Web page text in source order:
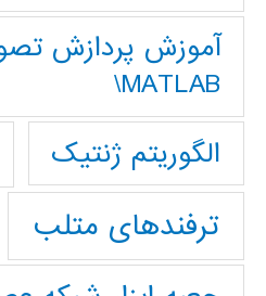
آموزش پردازش
MATLAB\
الگوریتم ژنتیک
ترفندهای متلب